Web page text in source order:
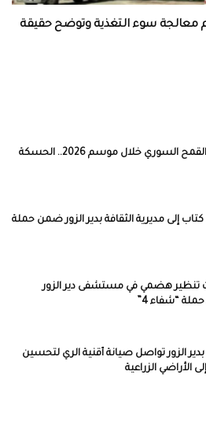
معالجة سوء التغذية وتوضح حقيقة
قفزة في إنتاج القمح السوري خلال موسم 2026.. الحسكة
آلاف كتاب إلى مديرية الثقافة بدير الزور ضمن حملة
عمليات تنظير هضمي في مستشفى دير الزور
“شفاء 4”
بدير الزور تواصل صيانة أقنية الري لتحسين
الأراضي الزراعية